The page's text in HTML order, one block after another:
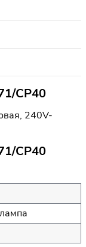
CP40
240V-
CP40